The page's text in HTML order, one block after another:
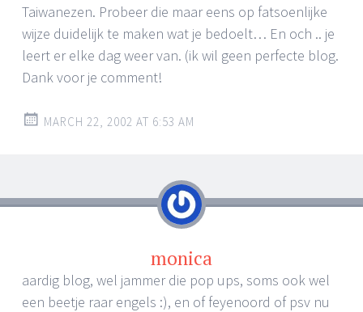
Taiwanezen. Probeer die maar eens op fatsoenlijke
wijze duidelijk te maken wat je bedoelt… En och .. je
leert er elke dag weer van. (ik wil geen perfecte blog.
Dank voor je comment!
MARCH 22, 2002 AT 6:53 AM
monica
aardig blog, wel jammer die pop ups, soms ook wel
een beetje raar engels :), en of feyenoord of psv nu